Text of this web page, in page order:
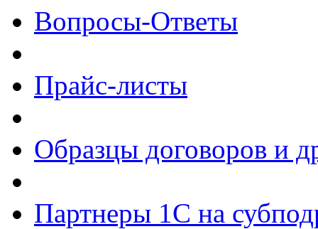
Вопросы-Ответы
Прайс-листы
Образцы договоров и
Партнеры 1С на